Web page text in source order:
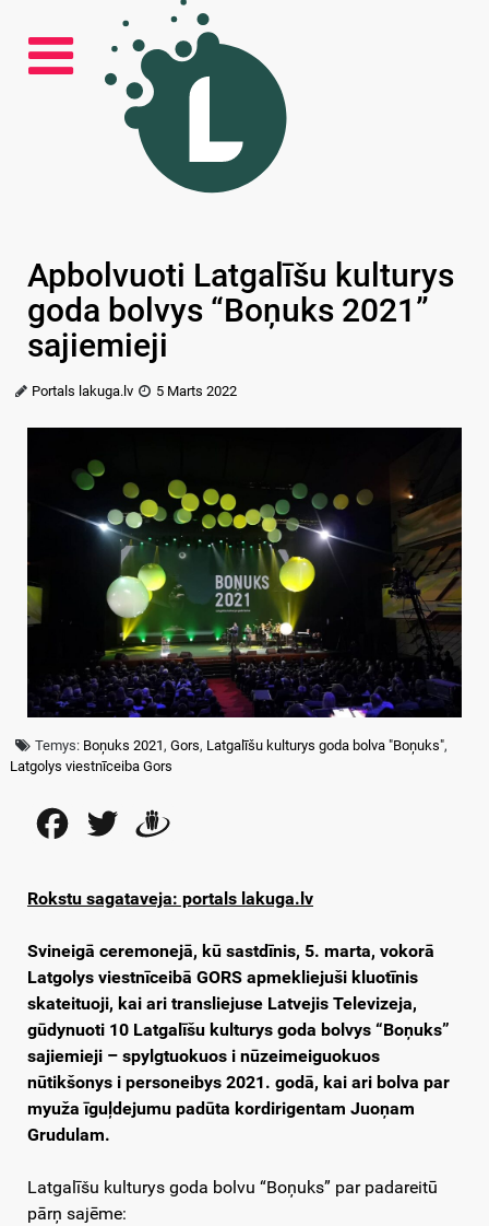
Apbolvuoti Latgalīšu kulturys
goda bolvys “Boņuks 2021”
sajiemieji
Portals lakuga.lv 5 Marts 2022
Temys: Boņuks 2021,Gors, Latgalīšu kulturys goda bolva "Boņuks",
Latgolys viestnīceiba Gors
FacebookTwitter
Rokstu sagataveja: portals lakuga.lv
Svineigā ceremonejā, kū sastdīnis, 5. marta, vokorā
Latgolys viestnīceibā GORS apmekliejuši kluotīnis
skateituoji, kai ari transliejuse Latvejis Televizeja,
gūdynuoti 10 Latgalīšu kulturys goda bolvys “Boņuks”
sajiemieji – spylgtuokuos i nūzeimeiguokuos
nūtikšonys i personeibys 2021. godā, kai ari bolva par
myuža īguļdejumu padūta kordirigentam Juoņam
Grudulam.
Latgalīšu kulturys goda bolvu “Boņuks” par padareitū
pārņ sajēme: